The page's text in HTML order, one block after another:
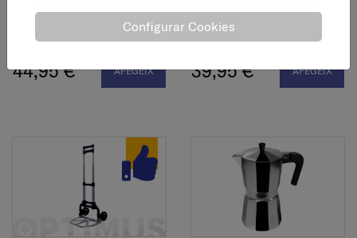
Monocomandament
bany-dutxa, Ficus, crom
44,95 € AFEGEIX
Monocomandament
dutxa, Ficus, crom
39,95 € AFEGEIX
Configurar Cookies